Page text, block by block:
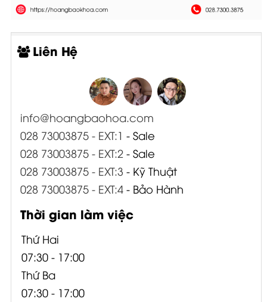
Liên Hệ
info@hoangbaohoa.com
028 73003875 - EXT:1 - Sale
028 73003875 - EXT:2- Sale
028 73003875 - EXT:3 - Kỹ Thuật
028 73003875 - EXT:4- Bảo Hành
Thời gian làm việc
Thứ Hai
07:30 - 17:00
Thứ Ba
07:30 - 17:00